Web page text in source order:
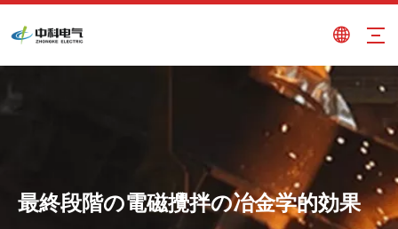
最終段階の電磁攪拌の冶金学的効果